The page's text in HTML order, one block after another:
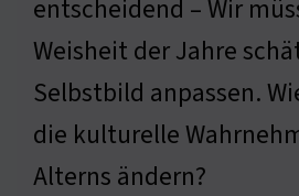
entscheidend – Wir
Weisheit der Jahre
Selbstbild anpassen.
die kulturelle
Alterns ändern?